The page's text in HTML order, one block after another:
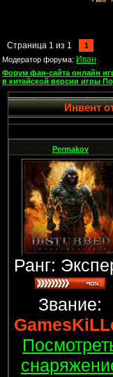
Страница 1 из 1
1
Модератор форума: Иван
Форум фан-сайта онлайн
в китайской версии игры
Инвент
Permakov
Ранг:
Звание: